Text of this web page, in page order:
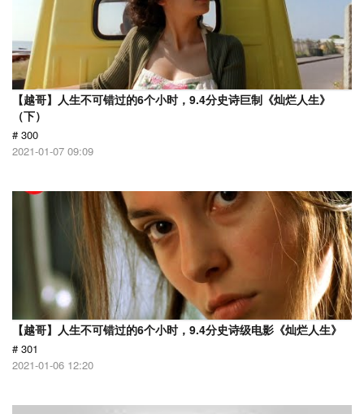
【越哥】人生不可错过的6个小时，9.4分史诗巨制《灿烂人生》
（下）
# 300
2021-01-07 09:09
【越哥】人生不可错过的6个小时，9.4分史诗级电影《灿烂人生》
# 301
2021-01-06 12:20